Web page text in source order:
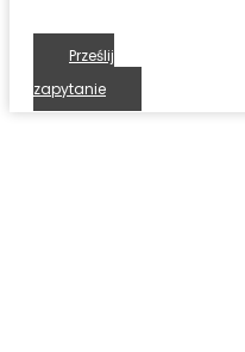
Prześlij
zapytanie